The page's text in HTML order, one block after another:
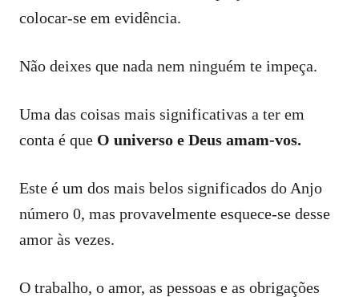
colocar-se em evidência.
Não deixes que nada nem ninguém te impeça.
Uma das coisas mais significativas a ter em
conta é que O universo e Deus amam-vos.
Este é um dos mais belos significados do Anjo
número 0, mas provavelmente esquece-se desse
amor às vezes.
O trabalho, o amor, as pessoas e as obrigações